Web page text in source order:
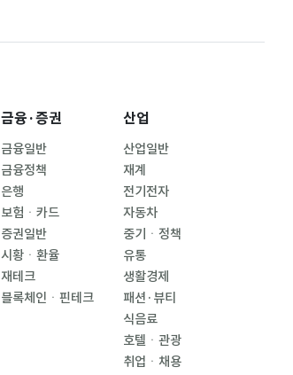
금융·증권
금융일반
금융정책
은행
보험ㆍ카드
증권일반
시황ㆍ환율
재테크
블록체인ㆍ핀테크
산업
산업일반
재계
전기전자
자동차
중기ㆍ정책
유통
생활경제
패션·뷰티
식음료
호텔ㆍ관광
취업ㆍ채용